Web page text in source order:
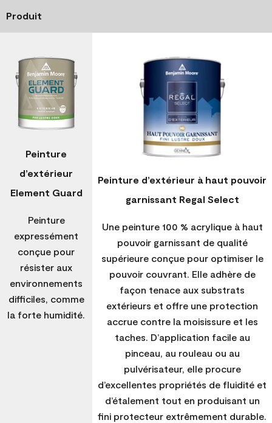
Produit
Peinture
d’extérieur
Element Guard
Peinture
expressément
conçue pour
résister aux
environnements
difficiles, comme
la forte humidité.
Peinture d’extérieur à haut pouvoir
garnissant Regal Select
Une peinture 100 % acrylique à haut
pouvoir garnissant de qualité
supérieure conçue pour optimiser le
pouvoir couvrant. Elle adhère de
façon tenace aux substrats
extérieurs et offre une protection
accrue contre la moisissure et les
taches. D’application facile au
pinceau, au rouleau ou au
pulvérisateur, elle procure
d’excellentes propriétés de fluidité et
d’étalement tout en produisant un
fini protecteur extrêmement durable.